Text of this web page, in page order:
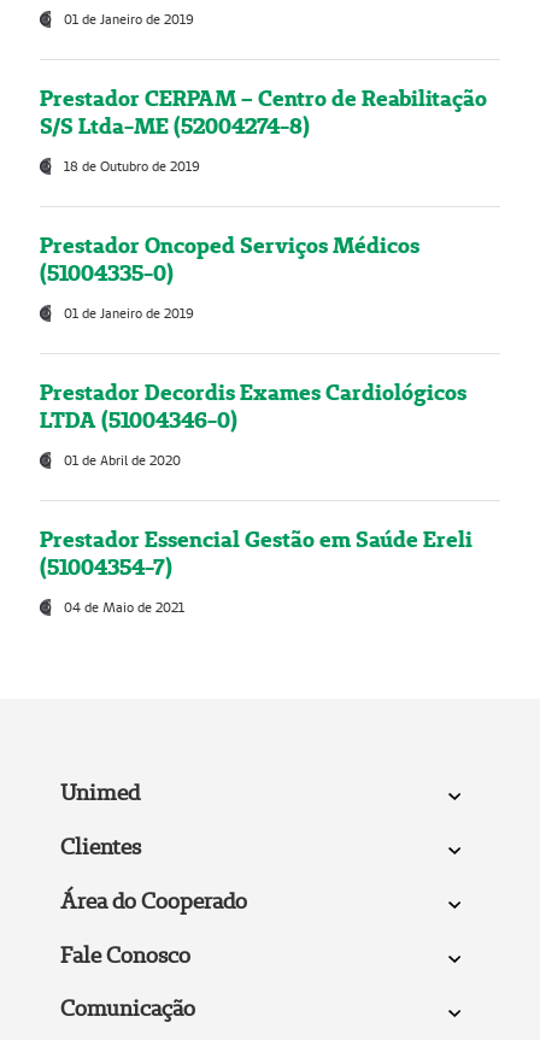
01 de Janeiro de 2019
Prestador CERPAM – Centro de Reabilitação
S/S Ltda-ME (52004274-8)
18 de Outubro de 2019
Prestador Oncoped Serviços Médicos
(51004335-0)
01 de Janeiro de 2019
Prestador Decordis Exames Cardiológicos
LTDA (51004346-0)
01 de Abril de 2020
Prestador Essencial Gestão em Saúde Ereli
(51004354-7)
04 de Maio de 2021
Unimed
Clientes
Área do Cooperado
Fale Conosco
Comunicação